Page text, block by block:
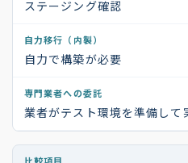
ステージング確認
自力で構築が必要
業者がテスト環境を準備して